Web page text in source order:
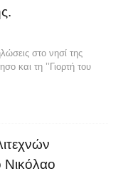
στο νησί της
και τη ’’Γιορτή του
Νικόλαο